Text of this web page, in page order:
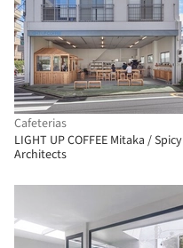
Cafeterias
LIGHT UP COFFEE Mitaka / Spicy
Architects